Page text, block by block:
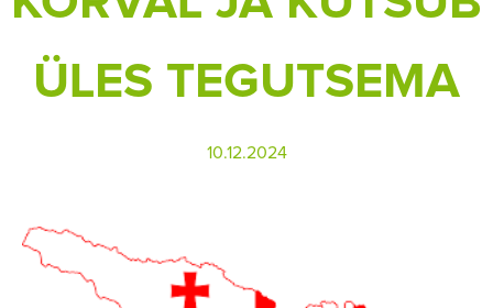
ÜLES TEGUTSEMA
10.12.2024